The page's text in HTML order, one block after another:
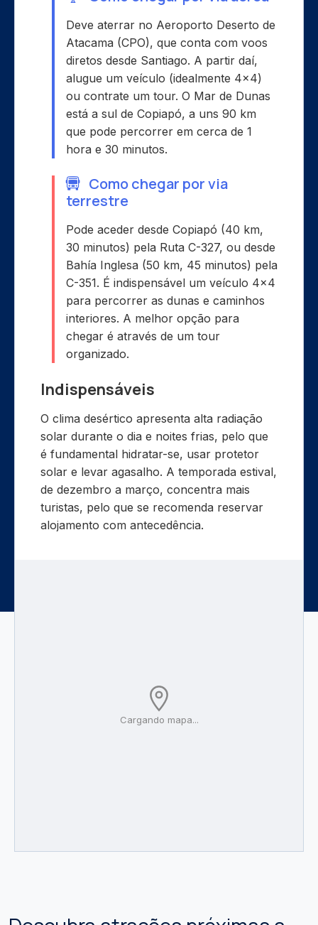
Cargando mapa...
Deve aterrar no Aeroporto Deserto de
Atacama (CPO), que conta com voos
diretos desde Santiago. A partir daí,
alugue um veículo (idealmente 4×4)
ou contrate um tour. O Mar de Dunas
está a sul de Copiapó, a uns 90 km
que pode percorrer em cerca de 1
hora e 30 minutos.
Como chegar por via
terrestre
Pode aceder desde Copiapó (40 km,
30 minutos) pela Ruta C-327, ou desde
Bahía Inglesa (50 km, 45 minutos) pela
C-351. É indispensável um veículo 4×4
para percorrer as dunas e caminhos
interiores. A melhor opção para
chegar é através de um tour
organizado.
Indispensáveis
O clima desértico apresenta alta radiação
solar durante o dia e noites frias, pelo que
é fundamental hidratar-se, usar protetor
solar e levar agasalho. A temporada estival,
de dezembro a março, concentra mais
turistas, pelo que se recomenda reservar
alojamento com antecedência.